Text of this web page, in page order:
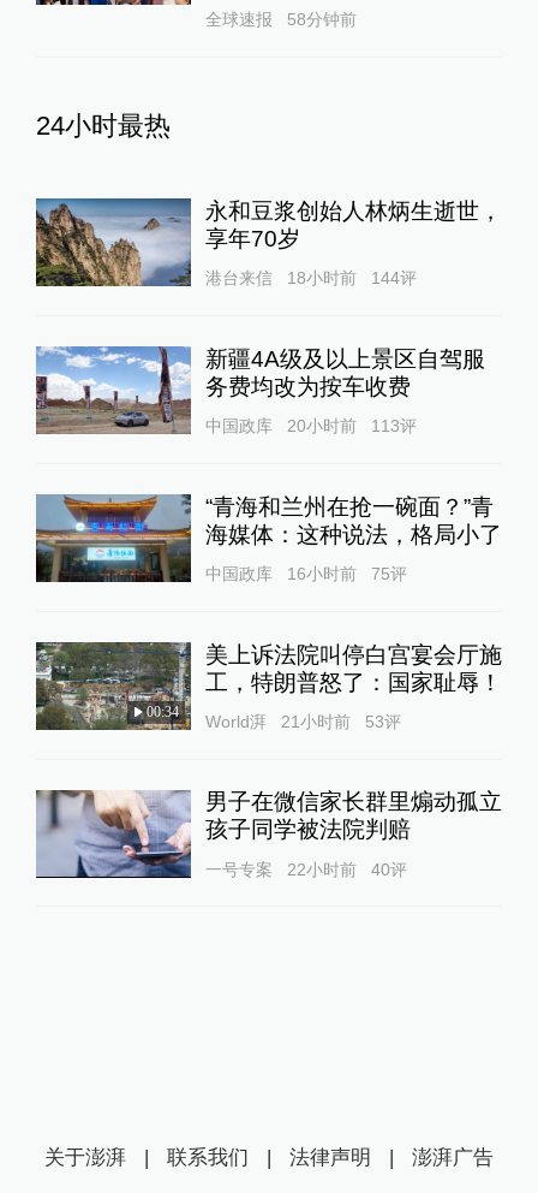
全球速报 58分钟前
24小时最热
永和豆浆创始人林炳生逝世，
享年70岁
港台来信 18小时前 144评
新疆4A级及以上景区自驾服
务费均改为按车收费
中国政库 20小时前 113评
“青海和兰州在抢一碗面？”青
海媒体：这种说法，格局小了
中国政库 16小时前 75评
00:34
美上诉法院叫停白宫宴会厅施
工，特朗普怒了：国家耻辱！
World湃 21小时前 53评
男子在微信家长群里煽动孤立
孩子同学被法院判赔
一号专案 22小时前 40评
关于澎湃 | 联系我们 | 法律声明 | 澎湃广告